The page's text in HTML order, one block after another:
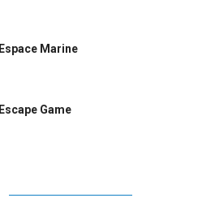
Espace Marine
Escape Game